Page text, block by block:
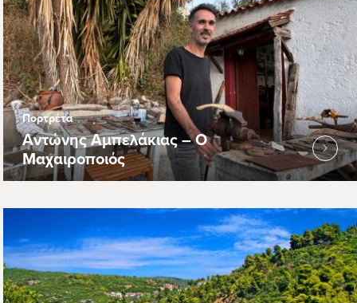
Πορτρέτα
Αντώνης Αμπελάκιας – Ο
Μαχαιροποιός